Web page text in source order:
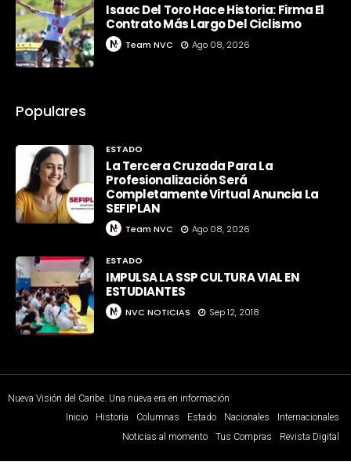
Isaac Del Toro Hace Historia: Firma El
Contrato Más Largo Del Ciclismo
Team NVC Ago 08, 2026
Populares
ESTADO
La Tercera Cruzada Para La
Profesionalización Será
Completamente Virtual Anuncia La
SEFIPLAN
Team NVC Ago 08, 2026
ESTADO
IMPULSA LA SSP CULTURA VIAL EN
ESTUDIANTES
NVC NOTICIAS Sep 12, 2018
Nueva Visión del Caribe. Una nueva era en información
Inicio
Historia Columnas Estado Nacionales
Internacionales
Noticias al momento
Tus Compras Revista Digital